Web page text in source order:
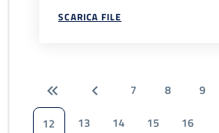
SCARICA FILE
7 8 9
12
13 14 15 16